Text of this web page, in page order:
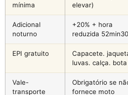
mínima
elevar)
Adicional
noturno
+20% + hora
reduzida
EPI gratuito
Capacete.
luvas. calça. bota
Vale-
transporte
Obrigatório se
fornece moto